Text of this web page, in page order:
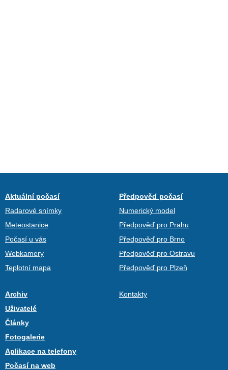
Aktuální počasí
Radarové snímky
Meteostanice
Počasí u vás
Webkamery
Teplotní mapa
Předpověď počasí
Numerický model
Předpověď pro Prahu
Předpověď pro Brno
Předpověď pro Ostravu
Předpověď pro Plzeň
Archiv
Uživatelé
Články
Fotogalerie
Aplikace na telefony
Počasí na web
Kontakty